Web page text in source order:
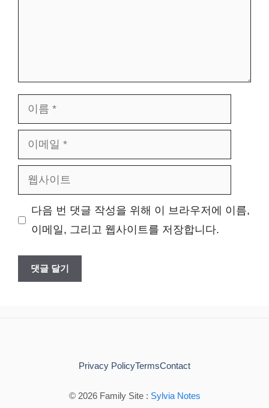
름
메
사
다음 번 댓글 작성을 위해 이 브라우저에 이름,
이메일, 그리고 웹사이트를 저장합니다.
© 2026 Family Site : Sylvia Notes
Privacy PolicyTermsContact